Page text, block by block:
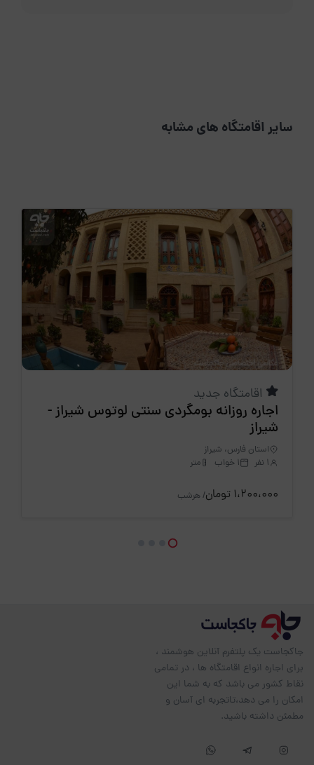
سایر اقامتگاه های مشابه
اقامتگاه جدید
اجاره روزانه بومگردی سنتی لوتوس شیراز -
شیراز
استان فارس، شیراز
1 نفر
1 خواب متر
1،200،000 تومان / هرشب
جاکجاست یک پلتفرم آنلاین هوشمند ،
برای اجاره انواع اقامتگاه ها ، در تمامی
نقاط کشور می باشد که به شما این
امکان را می دهد،تاتجربه ای آسان و
مطمئن داشته باشید.